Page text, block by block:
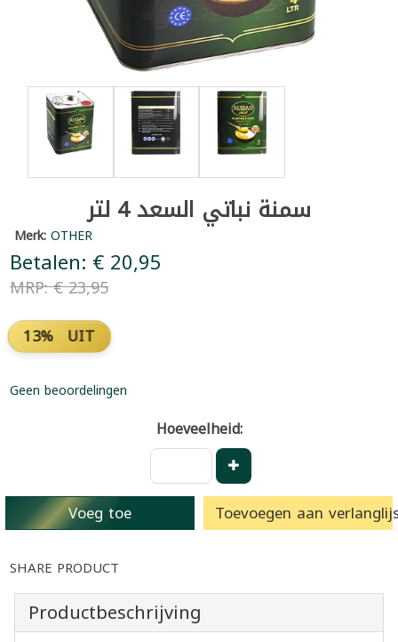
سمنة نباتي السعد 4 لتر
Merk:OTHER
Betalen: € 20,95
MRP: € 23,95
13% UIT
Geen beoordelingen
Hoeveelheid:
Voeg toe Toevoegen aan
SHARE PRODUCT
Productbeschrijving